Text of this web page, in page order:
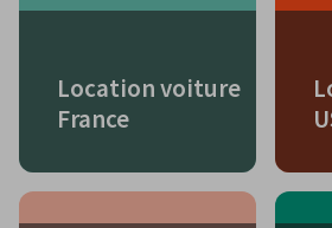
Location voiture
France